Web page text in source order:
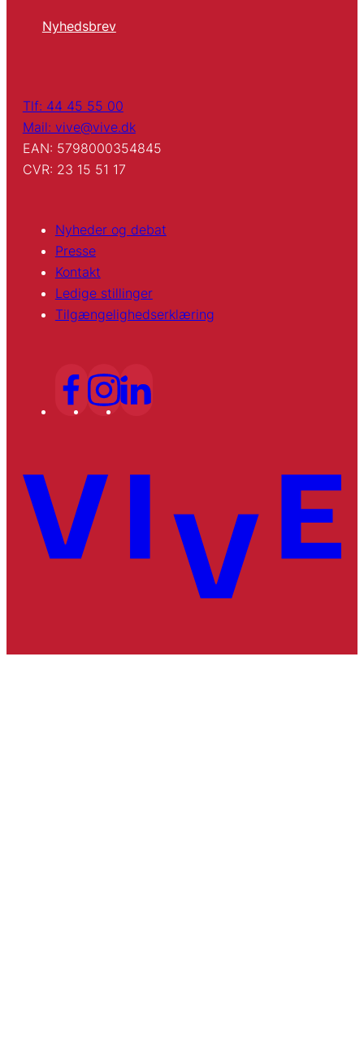
Nyhedsbrev
Tlf: 44 45 55 00
Mail: vive@vive.dk
EAN: 5798000354845
CVR: 23 15 51 17
Nyheder og debat
Presse
Kontakt
Ledige stillinger
Tilgængelighedserklæring